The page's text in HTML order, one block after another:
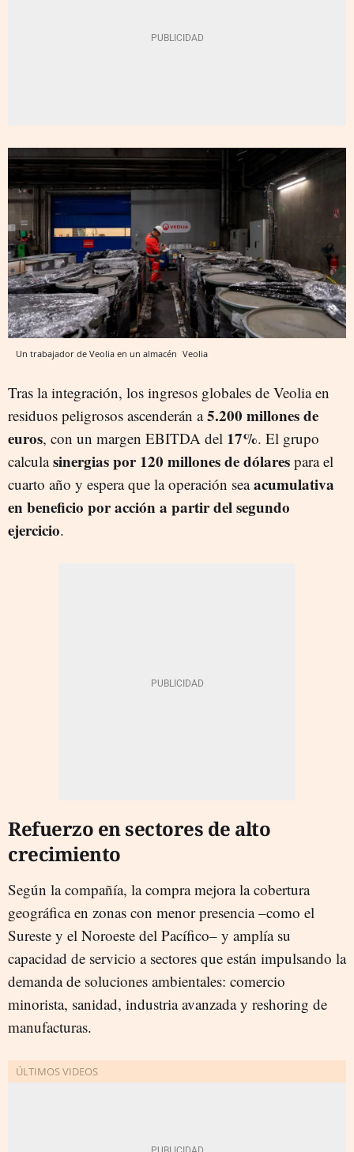
Un trabajador de Veolia en un almacén Veolia
Tras la integración, los ingresos globales de Veolia en
residuos peligrosos ascenderán a5.200 millones de
euros, con un margen EBITDA del 17%. El grupo
calculasinergias por 120 millones de dólares para el
cuarto año y espera que la operación seaacumulativa
en beneficio por acción a partir del segundo
ejercicio.
Refuerzo en sectores de alto
crecimiento
Según la compañía, la compra mejora la cobertura
geográfica en zonas con menor presencia –como el
Sureste y el Noroeste del Pacífico– y amplía su
capacidad de servicio a sectores que están impulsando la
demanda de soluciones ambientales: comercio
minorista, sanidad, industria avanzada y reshoring de
manufacturas.